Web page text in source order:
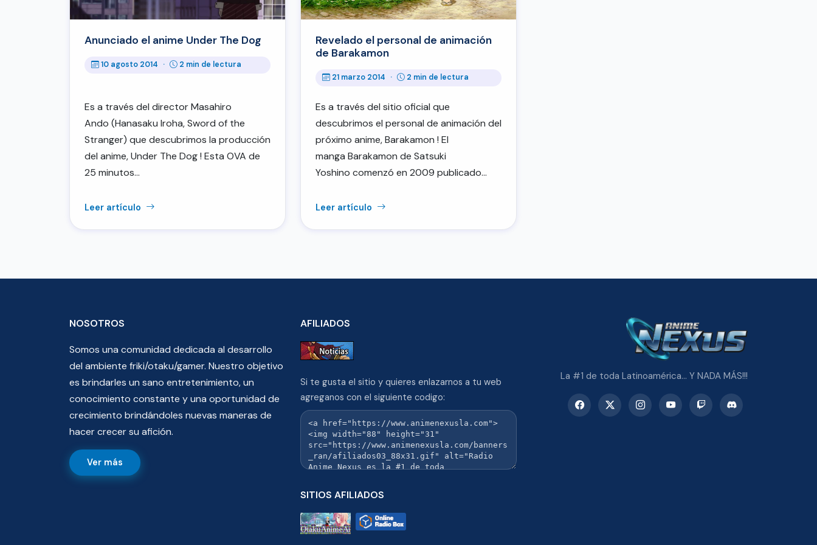
Anunciado el anime Under The Dog
10 agosto 2014 · 2 min de lectura
Es a través del director Masahiro
Ando (Hanasaku Iroha, Sword of the
Stranger) que descubrimos la producción
del anime, Under The Dog ! Esta OVA de
25 minutos…
Leer artículo
Revelado el personal de animación
de Barakamon
21 marzo 2014 · 2 min de lectura
Es a través del sitio oficial que
descubrimos el personal de animación del
próximo anime, Barakamon ! El
manga Barakamon de Satsuki
Yoshino comenzó en 2009 publicado…
Leer artículo
NOSOTROS
Somos una comunidad dedicada al desarrollo
del ambiente friki/otaku/gamer. Nuestro objetivo
es brindarles un sano entretenimiento, un
conocimiento constante y una oportunidad de
crecimiento brindándoles nuevas maneras de
hacer crecer su afición.
Ver más
AFILIADOS
Si te gusta el sitio y quieres enlazarnos a tu web
agreganos con el siguiente codigo:
SITIOS AFILIADOS
La #1 de toda Latinoamérica... Y NADA MÁS!!!